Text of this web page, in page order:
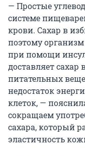
— Простые
системе
крови. Сахар в
поэтому
при помощи
доставляет
питательных
недостаток
клеток, —
сокращаем
сахара, который
эластичность